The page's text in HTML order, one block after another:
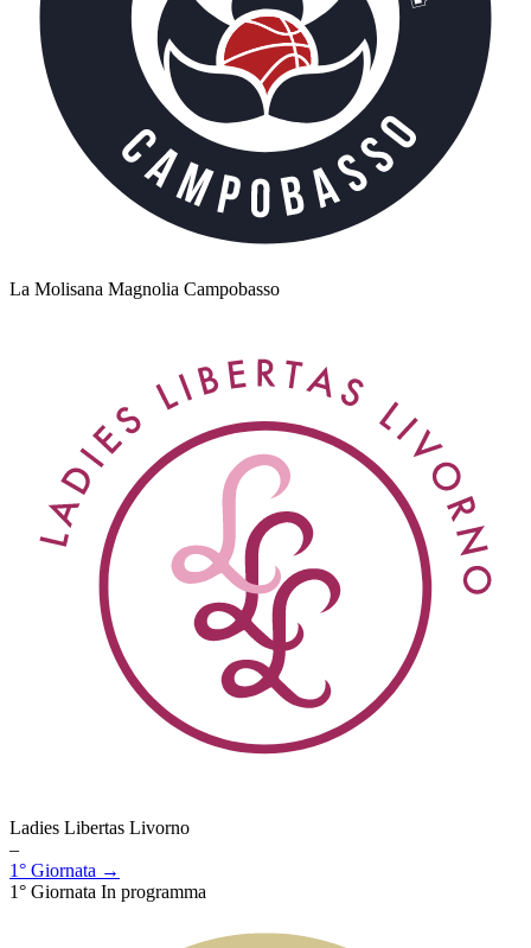
La Molisana Magnolia Campobasso
Ladies Libertas Livorno
–
1° Giornata →
1° Giornata In programma